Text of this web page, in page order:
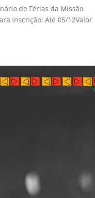
de Férias da Missão
inscrição: Até 05/12Valor